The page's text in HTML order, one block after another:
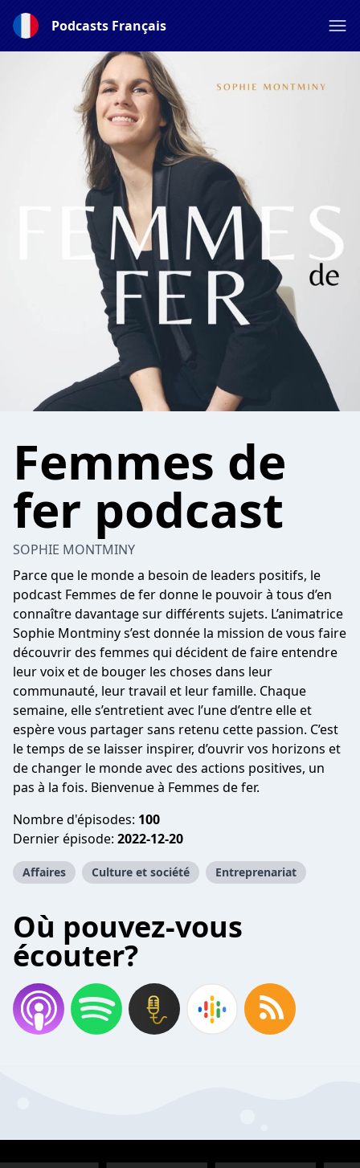
Podcasts Français
Femmes de
fer podcast
SOPHIE MONTMINY
Parce que le monde a besoin de leaders positifs, le
podcast Femmes de fer donne le pouvoir à tous d’en
connaître davantage sur différents sujets. L’animatrice
Sophie Montminy s’est donnée la mission de vous faire
découvrir des femmes qui décident de faire entendre
leur voix et de bouger les choses dans leur
communauté, leur travail et leur famille. Chaque
semaine, elle s’entretient avec l’une d’entre elle et
espère vous partager sans retenu cette passion. C’est
le temps de se laisser inspirer, d’ouvrir vos horizons et
de changer le monde avec des actions positives, un
pas à la fois. Bienvenue à Femmes de fer.
Nombre d'épisodes: 100
Dernier épisode: 2022-12-20
Affaires Culture et société Entreprenariat
Où pouvez-vous
écouter?